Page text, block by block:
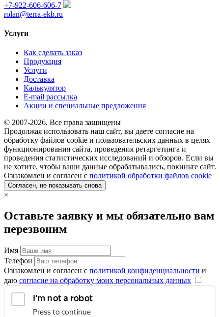
+7-922-606-606-7
rolan@terra-ekb.ru
Услуги
Как сделать заказ
Продукция
Услуги
Доставка
Калькулятор
E-mail рассылка
Акции и специальные предложения
© 2007-2026. Все права защищены
Продолжая использовать наш сайт, вы даете согласие на
обработку файлов cookie и пользовательских данных в целях
функционирования сайта, проведения ретаргетинга и
проведения статистических исследований и обзоров. Если вы
не хотите, чтобы ваши данные обрабатывались, покиньте сайт.
Ознакомлен и согласен с политикой обработки файлов cookie
Согласен, не показывать снова
×
Оставьте заявку и мы обязательно вам
перезвоним
Имя
Телефон
Ознакомлен и согласен с политикой конфиденциальности и
даю согласие на обработку моих персональных данных